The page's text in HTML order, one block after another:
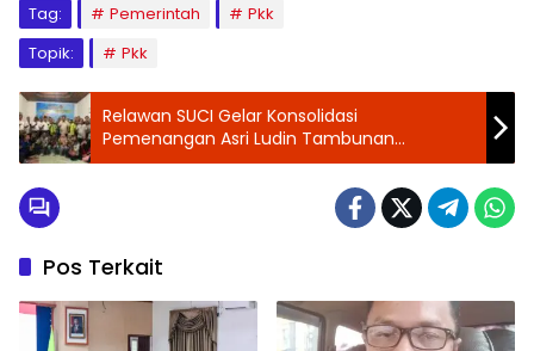
Tag: Pemerintah
Pkk
Topik:
Pkk
Relawan SUCI Gelar Konsolidasi
Pemenangan Asri Ludin Tambunan
Didukung Berbagai Serikat Pekerja
Pos Terkait